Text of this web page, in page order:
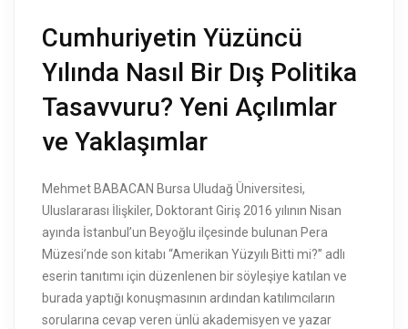
Cumhuriyetin Yüzüncü
Yılında Nasıl Bir Dış Politika
Tasavvuru? Yeni Açılımlar
ve Yaklaşımlar
Mehmet BABACAN Bursa Uludağ Üniversitesi,
Uluslararası İlişkiler, Doktorant Giriş 2016 yılının Nisan
ayında İstanbul’un Beyoğlu ilçesinde bulunan Pera
Müzesi’nde son kitabı “Amerikan Yüzyılı Bitti mi?” adlı
eserin tanıtımı için düzenlenen bir söyleşiye katılan ve
burada yaptığı konuşmasının ardından katılımcıların
sorularına cevap veren ünlü akademisyen ve yazar